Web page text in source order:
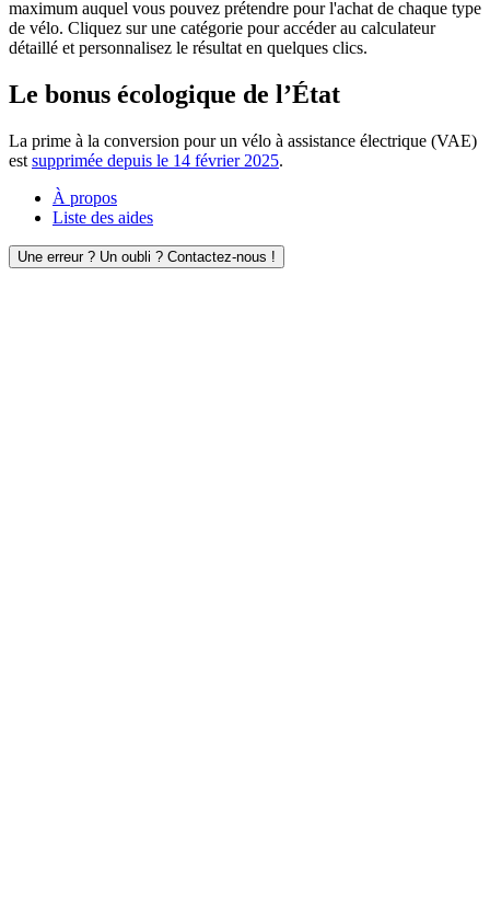
maximum auquel vous pouvez prétendre pour l'achat de chaque type
de vélo. Cliquez sur une catégorie pour accéder au calculateur
détaillé et personnalisez le résultat en quelques clics.
Le bonus écologique de l’État
La prime à la conversion pour un vélo à assistance électrique (VAE)
est supprimée depuis le 14 février 2025.
À propos
Liste des aides
Une erreur ? Un oubli ? Contactez-nous !